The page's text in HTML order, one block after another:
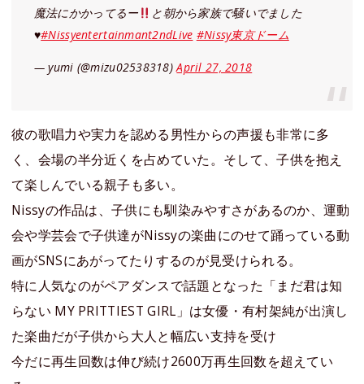
魔法にかかってるー
と朝から家族で騒いでました
♥️#Nissyentertainmant2ndLive #Nissy東京ドーム
— yumi (@mizu02538318)April 27, 2018
彼の歌唱力や実力を認める男性からの声援も非常に多
く、会場の半分近くを占めていた。そして、子供を抱え
て楽しんでいる親子も多い。
Nissyの作品は、子供にも馴染みやすさがあるのか、運動
会や学芸会で子供達がNissyの楽曲にのせて踊っている動
画がSNSにあがってたりするのが見受けられる。
特に人気なのがペアダンスで話題となった「まだ君は知
らない MY PRITTIEST GIRL」は女優・有村架純が出演し
た楽曲だが子供から大人と幅広い支持を受け
今だに再生回数は伸び続け2600万再生回数を超えてい